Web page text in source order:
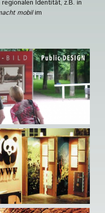
Identität, z.B. in
mobilim